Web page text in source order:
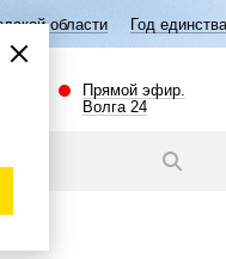
Год единства народов
Прямой эфир.
Волга 24